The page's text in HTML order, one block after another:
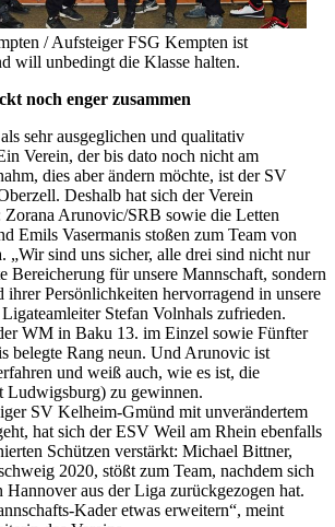
/ Aufsteiger FSG Kempten ist
will unbedingt die Klasse halten.
noch enger zusammen
sehr ausgeglichen und qualitativ
Verein, der bis dato noch nicht am
dies aber ändern möchte, ist der SV
Deshalb hat sich der Verein
Zorana Arunovic/SRB sowie die Letten
Emils Vasermanis stoßen zum Team von
„Wir sind uns sicher, alle drei sind nicht nur
Bereicherung für unsere Mannschaft, sondern
ihrer Persönlichkeiten hervorragend in unsere
Stefan Volnhals zufrieden.
WM in Baku 13. im Einzel sowie Fünfter
belegte Rang neun. Und Arunovic ist
und weiß auch, wie es ist, die
Ludwigsburg) zu gewinnen.
SV Kelheim-Gmünd mit unverändertem
hat sich der ESV Weil am Rhein ebenfalls
Schützen verstärkt: Michael Bittner,
2020, stößt zum Team, nachdem sich
Hannover aus der Liga zurückgezogen hat.
Kader etwas erweitern“, meint